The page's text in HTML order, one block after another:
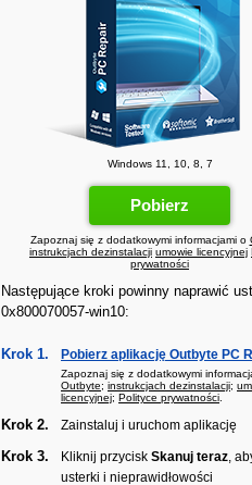
Windows 11, 10, 8, 7
Pobierz
Zapoznaj się z dodatkowymi informacjami o
instrukcjach dezinstalacji umowie licencyjnej
prywatności
Następujące kroki powinny naprawić
0x800070057-win10:
Krok 1. Pobierz aplikację Outbyte PC
Zapoznaj się z dodatkowymi
Outbyte; instrukcjach dezinstalacji;
licencyjnej; Polityce prywatności
Krok 2. Zainstaluj i uruchom aplikację
Krok 3. Kliknij przycisk Skanuj teraz ,
usterki i nieprawidłowości